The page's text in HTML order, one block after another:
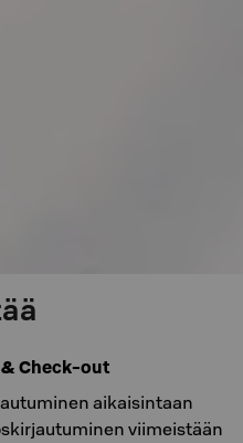
Check-out
aikaisintaan
viimeistään